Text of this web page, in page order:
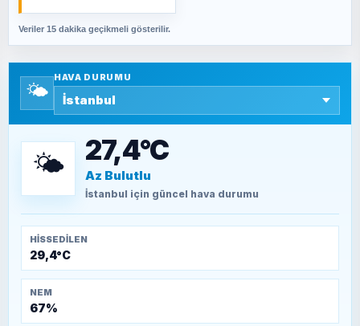
SAVAŞ ŞAHİN
SEYFULLAH ÇİÇEK
TEOMAN ALPASLAN
Kütahya-Eskişehir Muharebeleri (10-24
Veriler 15 dakika geçikmeli gösterilir.
🌤️
HAVA DURUMU
🌤️ 27,4°C
Az Bulutlu
İstanbul için güncel hava durumu
HISSEDILEN
29,4°C
NEM
67%